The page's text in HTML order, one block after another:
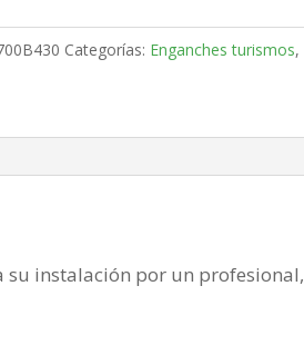
Categorías: Enganches turismos,
su instalación por un profesional,